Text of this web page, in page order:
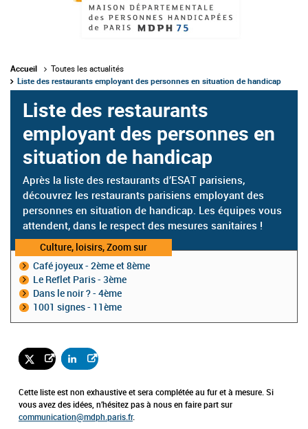
Accueil
Toutes les actualités
Liste des restaurants employant des personnes en situation de handicap
Liste des restaurants
employant des personnes en
situation de handicap
Après la liste des restaurants d’ESAT parisiens,
découvrez les restaurants parisiens employant des
personnes en situation de handicap. Les équipes vous
attendent, dans le respect des mesures sanitaires !
Catégorie
:
Culture, loisirs, Zoom sur
Café joyeux - 2ème et 8ème
Le Reflet Paris - 3ème
Dans le noir ? - 4ème
1001 signes - 11ème
Cette liste est non exhaustive et sera complétée au fur et à mesure. Si
vous avez des idées, n’hésitez pas à nous en faire part sur
communication@mdph.paris.fr.